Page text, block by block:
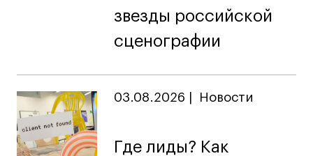
звезды российской
сценографии
03.08.2026 Новости
Где лиды? Как